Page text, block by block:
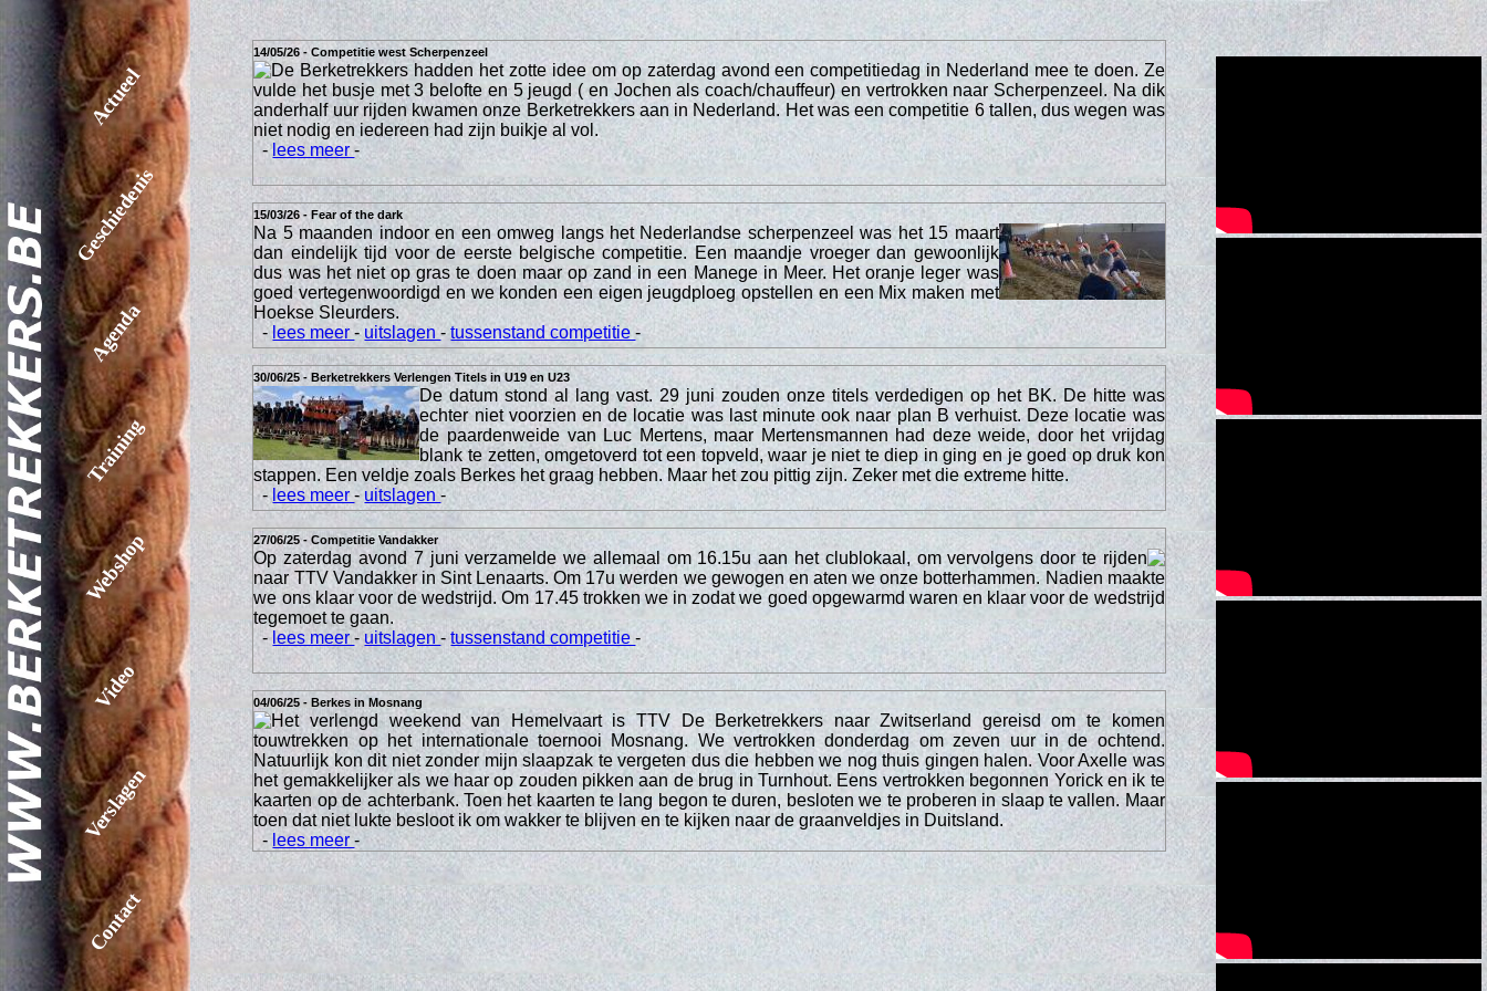
Actueel
Geschiedenis
Agenda
Training
Webshop
Video
Verslagen
Contact
14/05/26 - Competitie west Scherpenzeel
De Berketrekkers hadden het zotte idee om op zaterdag avond een competitiedag in Nederland mee te doen. Ze
vulde het busje met 3 belofte en 5 jeugd ( en Jochen als coach/chauffeur) en vertrokken naar Scherpenzeel. Na dik
anderhalf uur rijden kwamen onze Berketrekkers aan in Nederland. Het was een competitie 6 tallen, dus wegen was
niet nodig en iedereen had zijn buikje al vol.
- lees meer-
15/03/26 - Fear of the dark
Na 5 maanden indoor en een omweg langs het Nederlandse scherpenzeel was het 15 maart
dan eindelijk tijd voor de eerste belgische competitie. Een maandje vroeger dan gewoonlijk
dus was het niet op gras te doen maar op zand in een Manege in Meer. Het oranje leger was
goed vertegenwoordigd en we konden een eigen jeugdploeg opstellen en een Mix maken met
Hoekse Sleurders.
-lees meer-uitslagen-tussenstand competitie-
30/06/25 - Berketrekkers Verlengen Titels in U19 en U23
De datum stond al lang vast. 29 juni zouden onze titels verdedigen op het BK. De hitte was
echter niet voorzien en de locatie was last minute ook naar plan B verhuist. Deze locatie was
de paardenweide van Luc Mertens, maar Mertensmannen had deze weide, door het vrijdag
blank te zetten, omgetoverd tot een topveld, waar je niet te diep in ging en je goed op druk kon
stappen. Een veldje zoals Berkes het graag hebben. Maar het zou pittig zijn. Zeker met die extreme hitte.
- lees meer-uitslagen-
27/06/25 - Competitie Vandakker
Op zaterdag avond 7 juni verzamelde we allemaal om 16.15u aan het clublokaal, om vervolgens door te rijden
naar TTV Vandakker in Sint Lenaarts. Om 17u werden we gewogen en aten we onze botterhammen. Nadien maakte
we ons klaar voor de wedstrijd. Om 17.45 trokken we in zodat we goed opgewarmd waren en klaar voor de wedstrijd
tegemoet te gaan.
- lees meer-uitslagen-tussenstand competitie-
04/06/25 - Berkes in Mosnang
Het verlengd weekend van Hemelvaart is TTV De Berketrekkers naar Zwitserland gereisd om te komen
touwtrekken op het internationale toernooi Mosnang. We vertrokken donderdag om zeven uur in de ochtend.
Natuurlijk kon dit niet zonder mijn slaapzak te vergeten dus die hebben we nog thuis gingen halen. Voor Axelle was
het gemakkelijker als we haar op zouden pikken aan de brug in Turnhout. Eens vertrokken begonnen Yorick en ik te
kaarten op de achterbank. Toen het kaarten te lang begon te duren, besloten we te proberen in slaap te vallen. Maar
toen dat niet lukte besloot ik om wakker te blijven en te kijken naar de graanveldjes in Duitsland.
- lees meer-